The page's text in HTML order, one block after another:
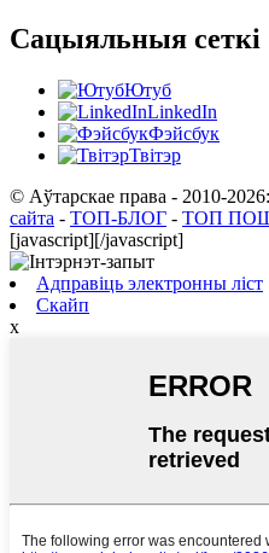
Сацыяльныя сеткі
Ютуб
LinkedIn
Фэйсбук
Твітэр
© Аўтарскае права - 2010-
сайта - ТОП-БЛОГ - ТОП
[javascript][/javascript]
Адправіць электронны ліст
Скайп
x